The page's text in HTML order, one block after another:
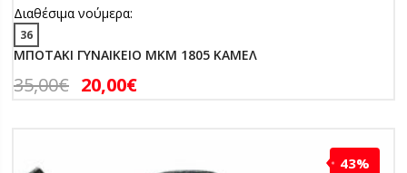
Διαθέσιμα νούμερα:
36
ΜΠΟΤΑΚΙ ΓΥΝΑΙΚΕΙΟ MKM 1805 ΚΑΜΕΛ
35,00€ 20,00€
43%